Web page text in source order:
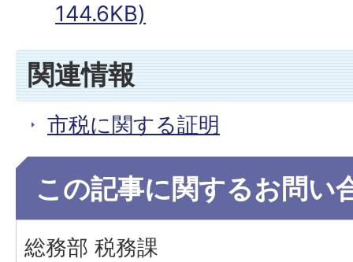
144.6KB)
関連情報
市税に関する証明
この記事に関するお問い
総務部 税務課